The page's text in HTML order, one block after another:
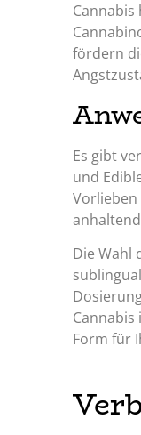
fördern
Es gibt
und
Vorlieben
Die Wahl
Form für